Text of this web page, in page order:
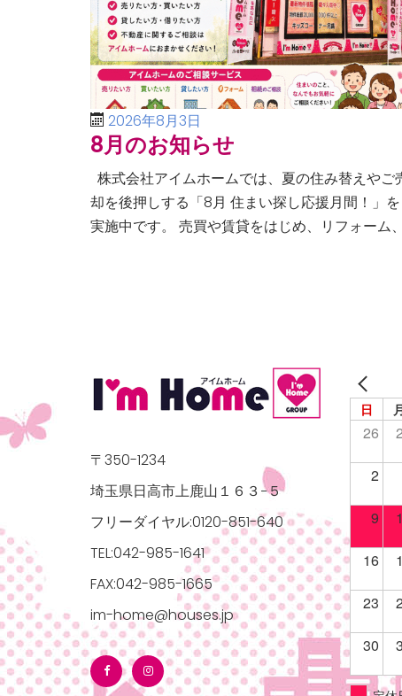
2026年8月3日
8月のお知らせ
株式会社アイムホームでは、夏の住み替えやご
却を後押しする「8月 住まい探し応援月間！」を
実施中です。 売買や賃貸をはじめ、リフォーム、
〒350-1234
埼玉県日高市上鹿山１６３−５
フリーダイヤル:0120-851-640
TEL:042-985-1641
FAX:042-985-1665
im-home@houses.jp
日
26
2
9
16
23
30